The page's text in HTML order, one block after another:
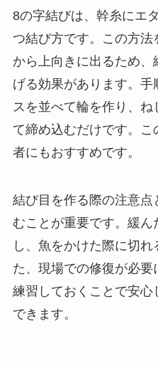
8の字結びは、幹糸にエ
つ結び方です。この方
から上向きに出るため
げる効果があります。
スを並べて輪を作り、
て締め込むだけです。
者にもおすすめです。
結び目を作る際の注意
むことが重要です。緩ん
し、魚をかけた際に切
た、現場での修復が必要
練習しておくことで安
できます。